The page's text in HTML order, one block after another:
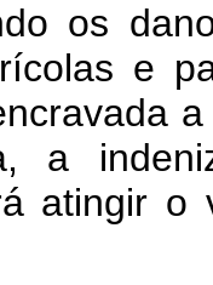
os
e
a
atingir o